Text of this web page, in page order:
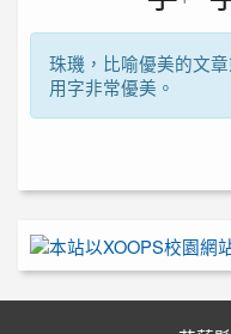
珠璣，比喻優美的文
用字非常優美。